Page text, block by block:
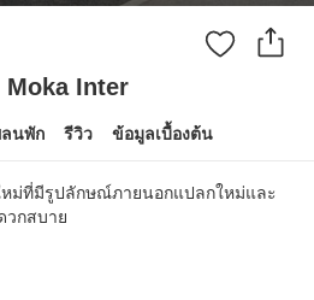
Moka Inter
นพัก รีวิว ข้อมูลเบื้องต้น
หม่ที่มีรูปลักษณ์ภายนอกแปลกใหม่และ
วกสบาย